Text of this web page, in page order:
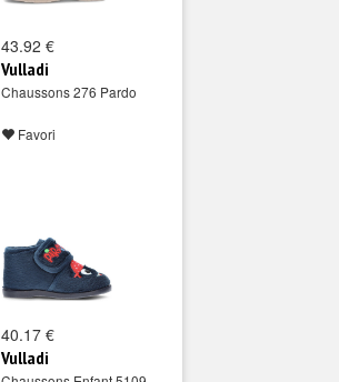
43.92 €
Vulladi
Chaussons 276 Pardo
Favori
40.17 €
Vulladi